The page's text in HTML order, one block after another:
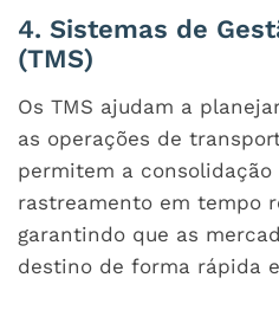
4. Sistemas de
(TMS)
Os TMS ajudam a
as operações de
permitem a
rastreamento em tempo
garantindo que as
destino de forma rápida